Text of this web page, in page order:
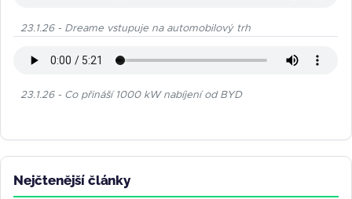
23.1.26 - Dreame vstupuje na automobilový trh
23.1.26 - Co přináší 1000 kW nabíjení od BYD
Nejčtenější články